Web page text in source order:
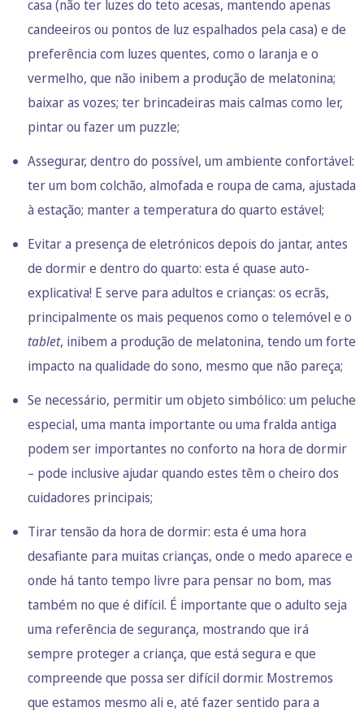
casa (não ter luzes do teto acesas, mantendo apenas
candeeiros ou pontos de luz espalhados pela casa) e de
preferência com luzes quentes, como o laranja e o
vermelho, que não inibem a produção de melatonina;
baixar as vozes; ter brincadeiras mais calmas como ler,
pintar ou fazer um puzzle;
Assegurar, dentro do possível, um ambiente confortável:
ter um bom colchão, almofada e roupa de cama, ajustada
à estação; manter a temperatura do quarto estável;
Evitar a presença de eletrónicos depois do jantar, antes
de dormir e dentro do quarto: esta é quase auto-
explicativa! E serve para adultos e crianças: os ecrãs,
principalmente os mais pequenos como o telemóvel e o
tablet, inibem a produção de melatonina, tendo um forte
impacto na qualidade do sono, mesmo que não pareça;
Se necessário, permitir um objeto simbólico: um peluche
especial, uma manta importante ou uma fralda antiga
podem ser importantes no conforto na hora de dormir
– pode inclusive ajudar quando estes têm o cheiro dos
cuidadores principais;
Tirar tensão da hora de dormir: esta é uma hora
desafiante para muitas crianças, onde o medo aparece e
onde há tanto tempo livre para pensar no bom, mas
também no que é difícil. É importante que o adulto seja
uma referência de segurança, mostrando que irá
sempre proteger a criança, que está segura e que
compreende que possa ser difícil dormir. Mostremos
que estamos mesmo ali e, até fazer sentido para a